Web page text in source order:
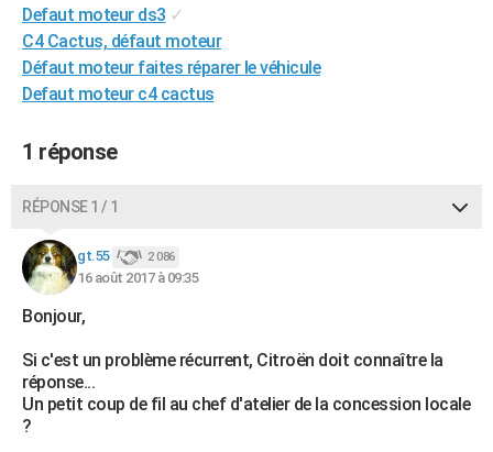
CARTE DE VOEUX
Carte de Noël
Carte Bonne année
Carte Saint-Valentin
Carte Pâques
Carte d'anniversaire
DICTIONNAIRE
COPAINS D'AVANT
S'inscrire
Se connecter
Lycées
Collèges
Primaires
Universités
Entreprises
Service militaire
Avis de recherche
AVIS DE DÉCÈS
FORUM
Bricolage
Lifestyle
Culture
Sport
Auto
Television
Voyage
Cinema
Defaut moteur ds3 ✓
C4 Cactus, défaut moteur
Défaut moteur faites réparer le véhicule
Defaut moteur c4 cactus
1 réponse
RÉPONSE 1 / 1
gt.55 2 086
16 août 2017 à 09:35
Bonjour,
Si c'est un problème récurrent, Citroën doit connaître la
réponse...
Un petit coup de fil au chef d'atelier de la concession locale
?